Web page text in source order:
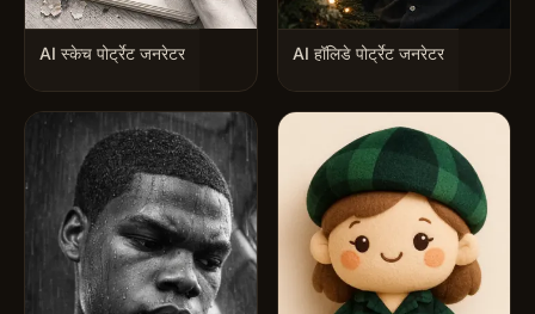
AI स्केच पोर्ट्रेट जनरेटर AI हॉलिडे पोर्ट्रेट जनरेटर